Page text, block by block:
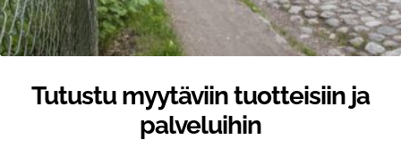
Tutustu myytäviin tuotteisiin ja
palveluihin